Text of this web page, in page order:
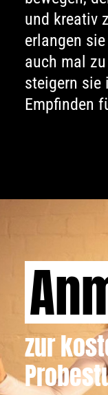
und kreativ
erlangen
auch mal
steigern sie
Empfinden
zur